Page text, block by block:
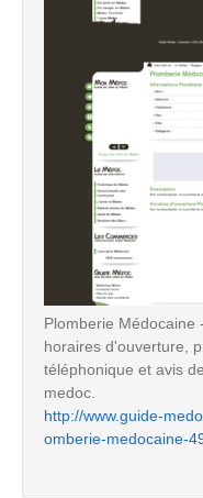
Plomberie Médocaine
horaires d'ouverture,
téléphonique et avis
medoc.
http://www.guide-
omberie-medocaine-